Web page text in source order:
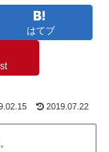
はてブ
2019.07.22